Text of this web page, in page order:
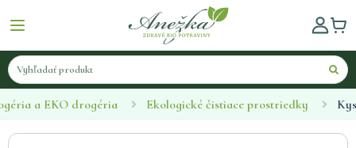
a EKO drogéria Ekologické čistiace prostriedky